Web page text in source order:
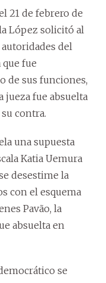
21 de febrero de
López solicitó al
del
que fue
de sus funciones,
jueza fue absuelta
contra.
una supuesta
Katia Uemura
desestime la
con el esquema
Pavão, la
absuelta en
se